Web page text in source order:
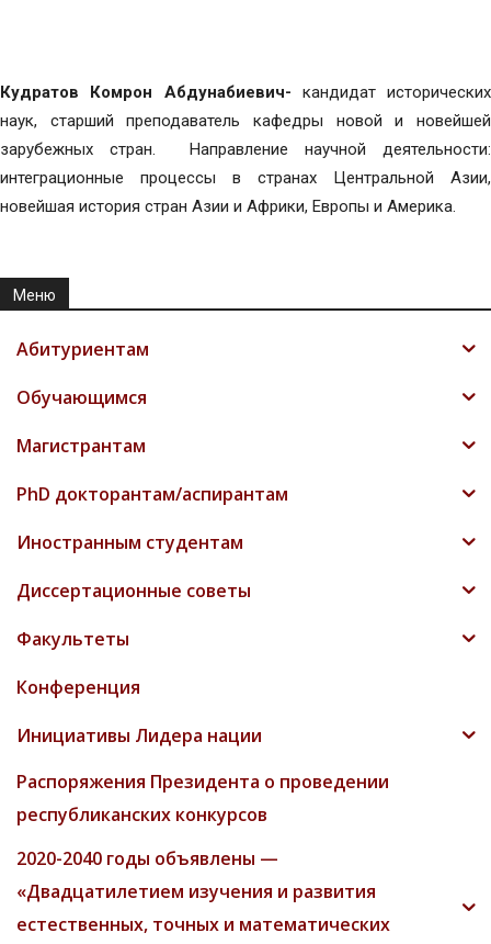
Кудратов Комрон Абдунабиевич- кандидат исторических
наук, старший преподаватель кафедры новой и новейшей
зарубежных стран. Направление научной деятельности:
интеграционные процессы в странах Центральной Азии,
новейшая история стран Азии и Африки, Европы и Америка.
Меню
Абитуриентам
Обучающимся
Магистрантам
PhD докторантам/аспирантам
Иностранным студентам
Диссертационные советы
Факультеты
Конференция
Инициативы Лидера нации
Распоряжения Президента о проведении
республиканских конкурсов
2020-2040 годы объявлены —
«Двадцатилетием изучения и развития
естественных, точных и математических